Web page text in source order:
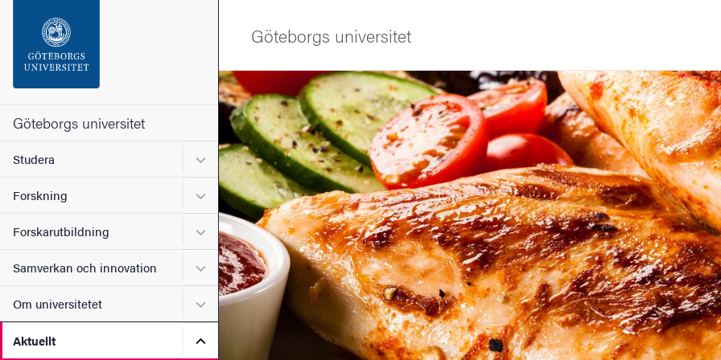
Sidfoten
Om webbplatsen
Göteborgs universitet
Studera Undermeny för Studera
Forskning Undermeny för Forskning
Forskarutbildning Undermeny för Forskarutbildning
Samverkan och innovation Undermeny för Samverkan och innovation
Om universitetet Undermeny för Om universitetet
Aktuellt Undermeny för Aktuellt
Göteborgs universitet
Bild